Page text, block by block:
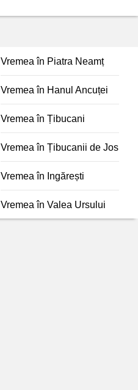
Vremea în Piatra Neamț
Vremea în Hanul Ancuței
Vremea în Țibucani
Vremea în Țibucanii de Jos
Vremea în Ingărești
Vremea în Valea Ursului